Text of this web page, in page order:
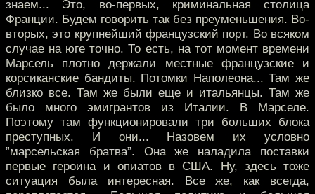
знаем... Это, во-первых, криминальная столица
Франции. Будем говорить так без преуменьшения. Во-
вторых, это крупнейший французский порт. Во всяком
случае на юге точно. То есть, на тот момент времени
Марсель плотно держали местные французские и
корсиканские бандиты. Потомки Наполеона... Там же
близко все. Там же были еще и итальянцы. Там же
было много эмигрантов из Италии. В Марселе.
Поэтому там функционировали три больших блока
преступных. И они... Назовем их условно
”марсельская братва”. Она же наладила поставки
первые героина и опиатов в США. Ну, здесь тоже
ситуация была интересная. Все же, как всегда,